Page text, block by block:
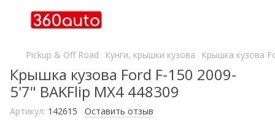
Pickup & Off Road Кунги, крышки кузова Крышка кузова
Крышка кузова Ford F-150 2009-
5'7" BAKFlip MX4 448309
Артикул: 142615 Оставить отзыв